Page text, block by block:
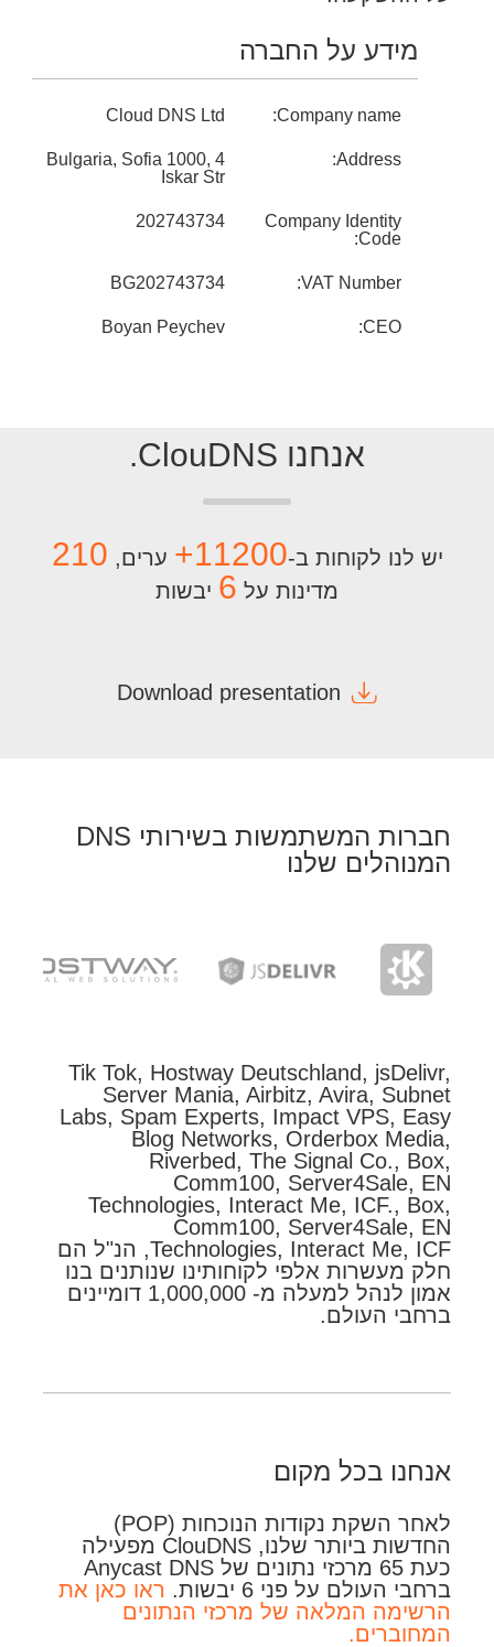
מידע על החברה
Company name:
Cloud DNS Ltd
Address:
Bulgaria, Sofia 1000, 4
Iskar Str
Company Identity
Code:
202743734
VAT Number:
BG202743734
CEO:
Boyan Peychev
אנחנו ClouDNS.
יש לנו לקוחות ב-11200+ ערים, 210
מדינות על 6 יבשות
Download presentation
חברות המשתמשות בשירותי DNS
המנוהלים שלנו
Tik Tok, Hostway Deutschland, jsDelivr,
Server Mania, Airbitz, Avira, Subnet
Labs, Spam Experts, Impact VPS, Easy
Blog Networks, Orderbox Media,
Riverbed, The Signal Co., Box,
Comm100, Server4Sale, EN
Technologies, Interact Me, ICF., Box,
Comm100, Server4Sale, EN
Technologies, Interact Me, ICF, הנ"ל הם
חלק מעשרות אלפי לקוחותינו שנותנים בנו
אמון לנהל למעלה מ- 1,000,000 דומיינים
ברחבי העולם.
אנחנו בכל מקום
לאחר השקת נקודות הנוכחות (POP)
החדשות ביותר שלנו, ClouDNS מפעילה
כעת 65 מרכזי נתונים של Anycast DNS
ברחבי העולם על פני 6 יבשות.
ראו כאן את
הרשימה המלאה של מרכזי הנתונים
המחוברים.